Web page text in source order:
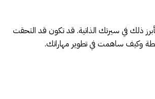
ذلك في سيرتك الذاتية. قد تكون قد التحقت
وكيف ساهمت في تطوير مهاراتك.